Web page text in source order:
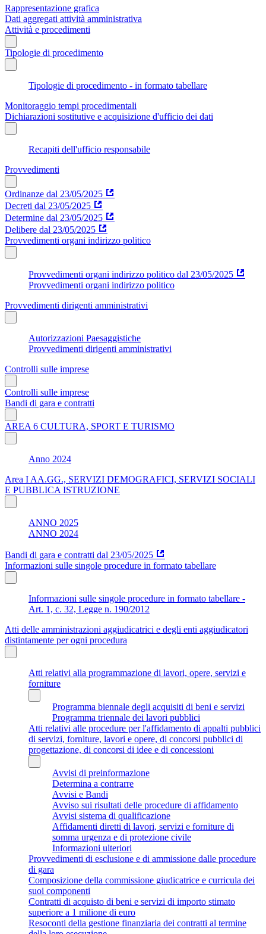
Rappresentazione grafica
Dati aggregati attività amministrativa
Attività e procedimenti
Tipologie di procedimento
Tipologie di procedimento - in formato tabellare
Monitoraggio tempi procedimentali
Dichiarazioni sostitutive e acquisizione d'ufficio dei dati
Recapiti dell'ufficio responsabile
Provvedimenti
Ordinanze dal 23/05/2025
Decreti dal 23/05/2025
Determine dal 23/05/2025
Delibere dal 23/05/2025
Provvedimenti organi indirizzo politico
Provvedimenti organi indirizzo politico dal 23/05/2025
Provvedimenti organi indirizzo politico
Provvedimenti dirigenti amministrativi
Autorizzazioni Paesaggistiche
Provvedimenti dirigenti amministrativi
Controlli sulle imprese
Controlli sulle imprese
Bandi di gara e contratti
AREA 6 CULTURA, SPORT E TURISMO
Anno 2024
Area I AA.GG., SERVIZI DEMOGRAFICI, SERVIZI SOCIALI
E PUBBLICA ISTRUZIONE
ANNO 2025
ANNO 2024
Bandi di gara e contratti dal 23/05/2025
Informazioni sulle singole procedure in formato tabellare
Informazioni sulle singole procedure in formato tabellare -
Art. 1, c. 32, Legge n. 190/2012
Atti delle amministrazioni aggiudicatrici e degli enti aggiudicatori
distintamente per ogni procedura
Atti relativi alla programmazione di lavori, opere, servizi e
forniture
Programma biennale degli acquisiti di beni e servizi
Programma triennale dei lavori pubblici
Atti relativi alle procedure per l'affidamento di appalti pubblici
di servizi, forniture, lavori e opere, di concorsi pubblici di
progettazione, di concorsi di idee e di concessioni
Avvisi di preinformazione
Determina a contrarre
Avvisi e Bandi
Avviso sui risultati delle procedure di affidamento
Avvisi sistema di qualificazione
Affidamenti diretti di lavori, servizi e forniture di
somma urgenza e di protezione civile
Informazioni ulteriori
Provvedimenti di esclusione e di ammissione dalle procedure
di gara
Composizione della commissione giudicatrice e curricula dei
suoi componenti
Contratti di acquisto di beni e servizi di importo stimato
superiore a 1 milione di euro
Resoconti della gestione finanziaria dei contratti al termine